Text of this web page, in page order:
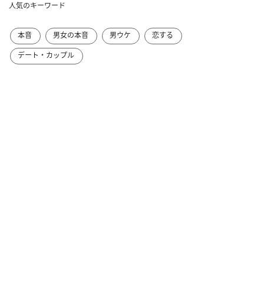
人気のキーワード
本音 男女の本音 男ウケ
恋する
デート・カップル